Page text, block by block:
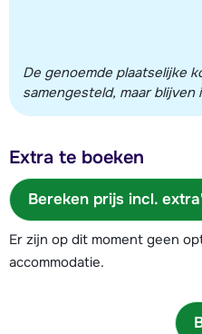
De genoemde plaatselijke
samengesteld, maar blijven
Extra te boeken
Bereken prijs incl.
Er zijn op dit moment geen
accommodatie.